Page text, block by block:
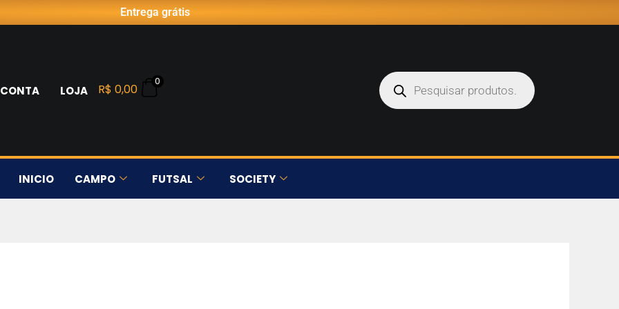
Entrega grátis
LOJA R$ 0,00
0
Pesquisar
produtos
INICIO CAMPO FUTSAL SOCIETY